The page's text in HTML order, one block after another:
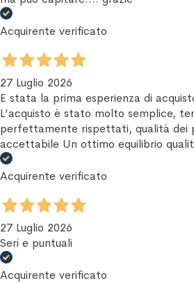
Acquirente verificato
27 Luglio 2026
E stata la prima esperienza di
L’acquisto è stato molto semplice,
perfettamente rispettati, qualità dei
accettabile Un ottimo equilibrio
Acquirente verificato
27 Luglio 2026
Seri e puntuali
Acquirente verificato